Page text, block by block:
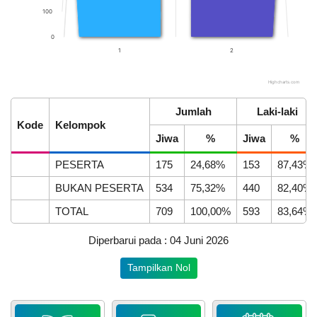
INVENTARIS DATA STUNTING
0
100
1 2
Highcharts.com
Kode Kelompok
Jumlah Laki-laki
Jiwa % Jiwa %
PESERTA 175 24,68% 153
87,43%
BUKAN PESERTA
534 75,32% 440
82,40%
TOTAL
709 100,00% 593 83,64%
Diperbarui pada : 04 Juni 2026
Tampilkan Nol
April
230
Kali
Desa
Mekarsari
Raih
Juara
Adminduk
ke-
APBDes 2025 Pendapatan
Hasil Usaha Desa
Realisasi
80.04%